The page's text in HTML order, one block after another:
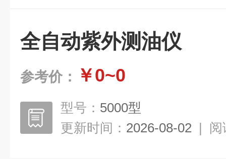
全自动紫外测油仪
参考价： ￥0~0
型号： 5000型
更新时间： 2026-08-02 | 阅